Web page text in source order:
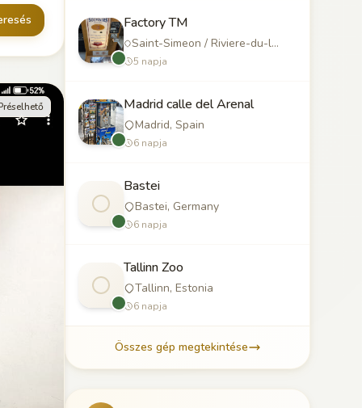
Factory TM
Saint-Simeon / Riviere-du-loup, Canada
5 napja
Madrid calle del Arenal
Madrid, Spain
6 napja
Bastei
Bastei, Germany
6 napja
Tallinn Zoo
Tallinn, Estonia
6 napja
Összes gép megtekintése